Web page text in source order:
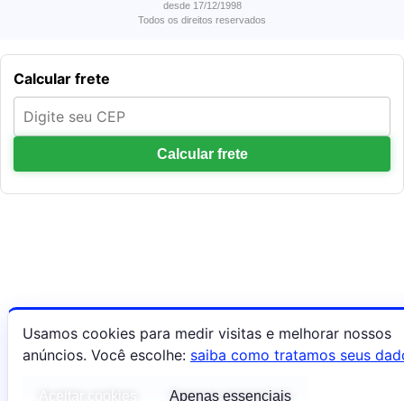
desde 17/12/1998
Todos os direitos reservados
Calcular frete
Calcular frete
Usamos cookies para medir visitas e melhorar nossos
anúncios. Você escolhe: saiba como tratamos seus
Apenas essenciais